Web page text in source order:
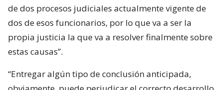
de dos procesos judiciales actualmente vigente de
dos de esos funcionarios, por lo que va a ser la
propia justicia la que va a resolver finalmente sobre
estas causas”.
“Entregar algún tipo de conclusión anticipada,